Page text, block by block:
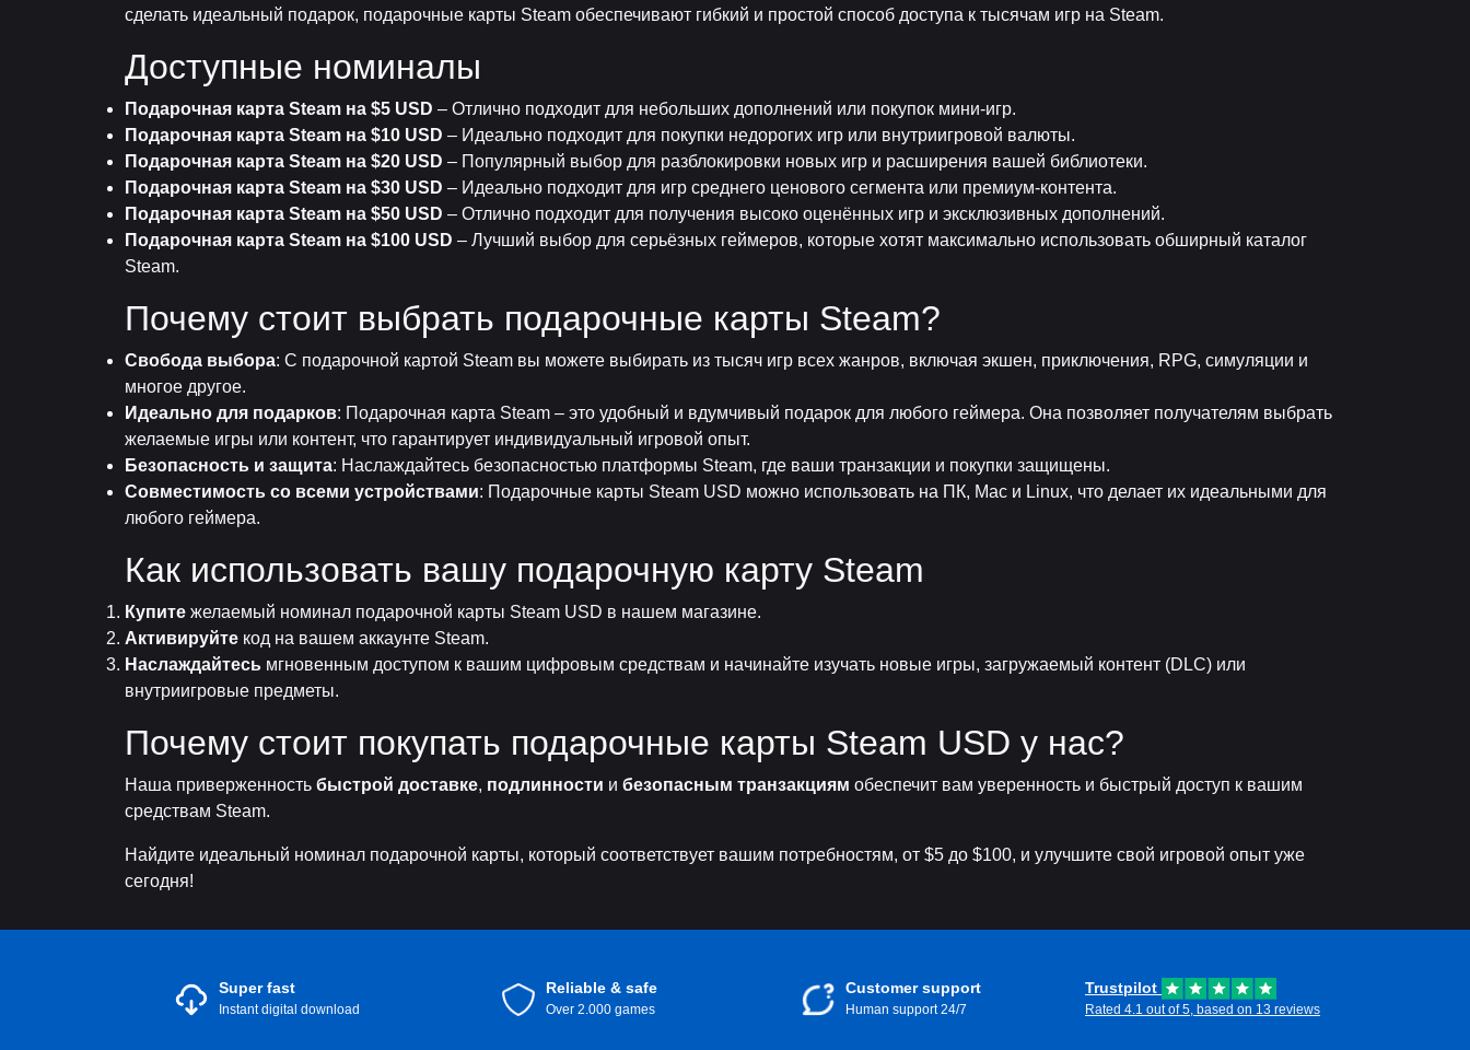
сделать идеальный подарок, подарочные карты Steam обеспечивают гибкий и простой способ доступа к тысячам игр на Steam.
Доступные номиналы
Подарочная карта Steam на $5 USD – Отлично подходит для небольших дополнений или покупок мини-игр.
Подарочная карта Steam на $10 USD – Идеально подходит для покупки недорогих игр или внутриигровой валюты.
Подарочная карта Steam на $20 USD – Популярный выбор для разблокировки новых игр и расширения вашей библиотеки.
Подарочная карта Steam на $30 USD – Идеально подходит для игр среднего ценового сегмента или премиум-контента.
Подарочная карта Steam на $50 USD – Отлично подходит для получения высоко оценённых игр и эксклюзивных дополнений.
Подарочная карта Steam на $100 USD – Лучший выбор для серьёзных геймеров, которые хотят максимально использовать обширный каталог
Steam.
Почему стоит выбрать подарочные карты Steam?
Свобода выбора: С подарочной картой Steam вы можете выбирать из тысяч игр всех жанров, включая экшен, приключения, RPG, симуляции и
многое другое.
Идеально для подарков: Подарочная карта Steam – это удобный и вдумчивый подарок для любого геймера. Она позволяет получателям выбрать
желаемые игры или контент, что гарантирует индивидуальный игровой опыт.
Безопасность и защита: Наслаждайтесь безопасностью платформы Steam, где ваши транзакции и покупки защищены.
Совместимость со всеми устройствами: Подарочные карты Steam USD можно использовать на ПК, Mac и Linux, что делает их идеальными для
любого геймера.
Как использовать вашу подарочную карту Steam
Купите желаемый номинал подарочной карты Steam USD в нашем магазине.
Активируйте код на вашем аккаунте Steam.
Наслаждайтесь мгновенным доступом к вашим цифровым средствам и начинайте изучать новые игры, загружаемый контент (DLC) или
внутриигровые предметы.
Почему стоит покупать подарочные карты Steam USD у нас?
Наша приверженность быстрой доставке, подлинности и безопасным транзакциям обеспечит вам уверенность и быстрый доступ к вашим
средствам Steam.
Найдите идеальный номинал подарочной карты, который соответствует вашим потребностям, от $5 до $100, и улучшите свой игровой опыт уже
сегодня!
Super fast
Instant digital download
Reliable & safe
Over 2.000 games
Customer support
Human support 24/7
Trustpilot
Rated 4.1 out of 5, based on 13 reviews